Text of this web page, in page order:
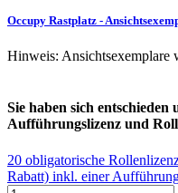
Occupy Rastplatz -
Hinweis: Ansichtsexemplare
Sie haben sich entschieden
Aufführungslizenz und
20 obligatorische
Rabatt) inkl. einer